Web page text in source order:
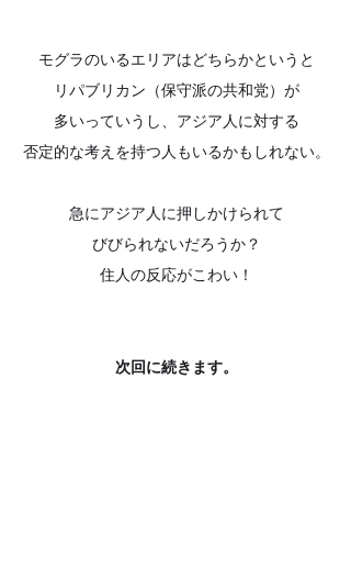
モグラのいるエリアはどちらかというと
リパブリカン（保守派の共和党）が
多いっていうし、アジア人に対する
否定的な考えを持つ人もいるかもしれない。
急にアジア人に押しかけられて
びびられないだろうか？
住人の反応がこわい！
次回に続きます。